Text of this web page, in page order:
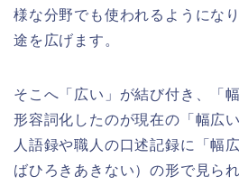
様な分野でも使われるようにな
途を広げます。
そこへ「広い」が結び付き、「
形容詞化したのが現在の「幅広
人語録や職人の口述記録に「幅
ばひろきあきない）の形で見ら